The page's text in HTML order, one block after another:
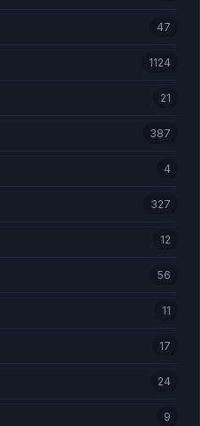
47
1124
21
387
4
327
12
56
11
17
24
9